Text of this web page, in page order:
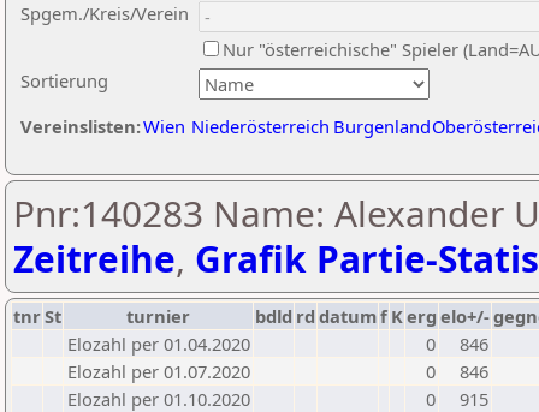
Sortierung
Spgem./Kreis/Verein
Nur "österreichische" Spieler
Vereinslisten:Wien Niederösterreich Burgenland
Pnr:140283 Name: Alexander
Zeitreihe, Grafik Partie-
tnrSt turnier bdld rd datumf Kerg elo+/-
Elozahl per 01.04.2020
0
846
Elozahl per 01.07.2020
0
846
Elozahl per 01.10.2020
0
915